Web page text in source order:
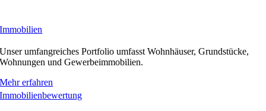
Immobilien
Unser umfangreiches Portfolio umfasst Wohnhäuser, Grundstücke,
Wohnungen und Gewerbeimmobilien.
Mehr erfahren
Immobilienbewertung